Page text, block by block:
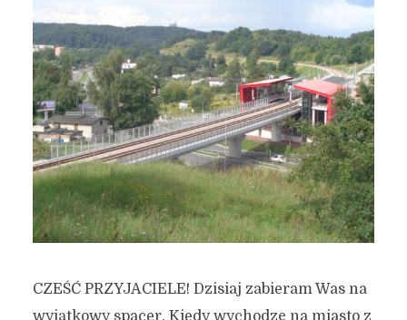
CZEŚĆ PRZYJACIELE! Dzisiaj zabieram Was na
wyjątkowy spacer. Kiedy wychodzę na miasto z